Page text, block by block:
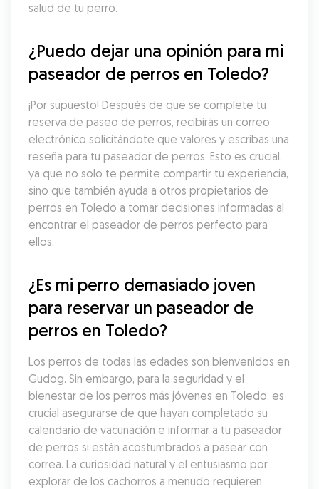
salud de tu perro.
¿Puedo dejar una opinión para mi
paseador de perros en Toledo?
¡Por supuesto! Después de que se complete tu
reserva de paseo de perros, recibirás un correo
electrónico solicitándote que valores y escribas una
reseña para tu paseador de perros. Esto es crucial,
ya que no solo te permite compartir tu experiencia,
sino que también ayuda a otros propietarios de
perros en Toledo a tomar decisiones informadas al
encontrar el paseador de perros perfecto para
ellos.
¿Es mi perro demasiado joven
para reservar un paseador de
perros en Toledo?
Los perros de todas las edades son bienvenidos en
Gudog. Sin embargo, para la seguridad y el
bienestar de los perros más jóvenes en Toledo, es
crucial asegurarse de que hayan completado su
calendario de vacunación e informar a tu paseador
de perros si están acostumbrados a pasear con
correa. La curiosidad natural y el entusiasmo por
explorar de los cachorros a menudo requieren